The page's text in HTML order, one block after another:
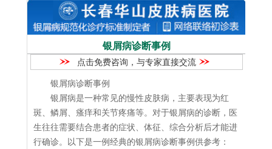
银屑病诊断事例
点击免费咨询，与专家直接交流
银屑病诊断事例
银屑病是一种常见的慢性皮肤病，主要表现为红
斑、鳞屑、瘙痒和关节疼痛等。对于银屑病的诊断，医
生往往需要结合患者的症状、体征、综合分析后才能进
行确诊。以下是一例经典的银屑病诊断事例供参考：